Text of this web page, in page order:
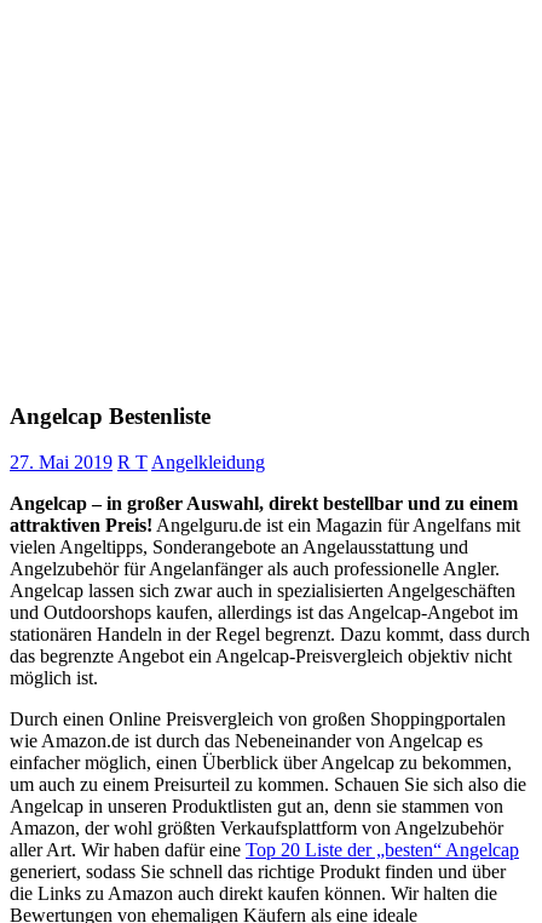
Angelcap Bestenliste
27. Mai 2019 R TAngelkleidung
Angelcap – in großer Auswahl, direkt bestellbar und zu einem
attraktiven Preis! Angelguru.de ist ein Magazin für Angelfans mit
vielen Angeltipps, Sonderangebote an Angelausstattung und
Angelzubehör für Angelanfänger als auch professionelle Angler.
Angelcap lassen sich zwar auch in spezialisierten Angelgeschäften
und Outdoorshops kaufen, allerdings ist das Angelcap-Angebot im
stationären Handeln in der Regel begrenzt. Dazu kommt, dass durch
das begrenzte Angebot ein Angelcap-Preisvergleich objektiv nicht
möglich ist.
Durch einen Online Preisvergleich von großen Shoppingportalen
wie Amazon.de ist durch das Nebeneinander von Angelcap es
einfacher möglich, einen Überblick über Angelcap zu bekommen,
um auch zu einem Preisurteil zu kommen. Schauen Sie sich also die
Angelcap in unseren Produktlisten gut an, denn sie stammen von
Amazon, der wohl größten Verkaufsplattform von Angelzubehör
aller Art. Wir haben dafür eine Top 20 Liste der „besten“ Angelcap
generiert, sodass Sie schnell das richtige Produkt finden und über
die Links zu Amazon auch direkt kaufen können. Wir halten die
Bewertungen von ehemaligen Käufern als eine ideale